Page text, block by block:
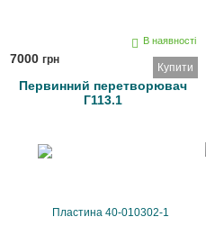
В наявності
7000 грн
Купити
Первинний перетворювач
Г113.1